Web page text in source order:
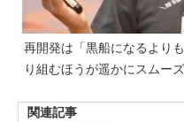
再開発は「黒船になるより
り組むほうが遥かにスムー
関連記事